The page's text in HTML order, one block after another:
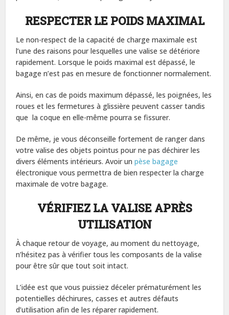
RESPECTER LE POIDS MAXIMAL
Le non-respect de la capacité de charge maximale est
l’une des raisons pour lesquelles une valise se détériore
rapidement. Lorsque le poids maximal est dépassé, le
bagage n’est pas en mesure de fonctionner normalement.
Ainsi, en cas de poids maximum dépassé, les poignées, les
roues et les fermetures à glissière peuvent casser tandis
que la coque en elle-même pourra se fissurer.
De même, je vous déconseille fortement de ranger dans
votre valise des objets pointus pour ne pas déchirer les
divers éléments intérieurs. Avoir unpèse bagage
électronique vous permettra de bien respecter la charge
maximale de votre bagage.
VÉRIFIEZ LA VALISE APRÈS
UTILISATION
À chaque retour de voyage, au moment du nettoyage,
n’hésitez pas à vérifier tous les composants de la valise
pour être sûr que tout soit intact.
L’idée est que vous puissiez déceler prématurément les
potentielles déchirures, casses et autres défauts
d’utilisation afin de les réparer rapidement.